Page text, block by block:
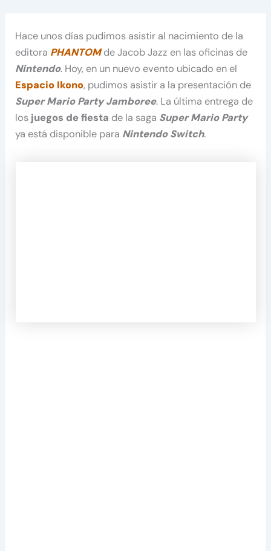
Hace unos días pudimos asistir al nacimiento de la
editora PHANTOMde Jacob Jazz en las oficinas de
Nintendo. Hoy, en un nuevo evento ubicado en el
Espacio Ikono, pudimos asistir a la presentación de
Super Mario Party Jamboree. La última entrega de
los juegos de fiesta de la saga Super Mario Party
ya está disponible para Nintendo Switch.